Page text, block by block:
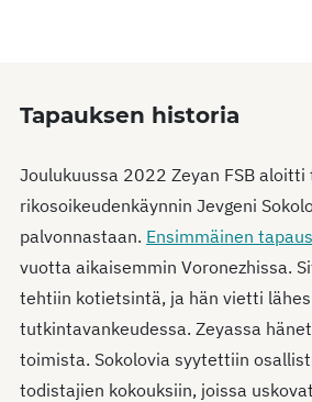
Tapauksen historia
Joulukuussa 2022 Zeyan FSB aloitti
rikosoikeudenkäynnin Jevgeni
palvonnastaan. Ensimmäinen tapaus
vuotta aikaisemmin Voronezhissa.
tehtiin kotietsintä, ja hän vietti
tutkintavankeudessa. Zeyassa
toimista. Sokolovia syytettiin
todistajien kokouksiin, joissa